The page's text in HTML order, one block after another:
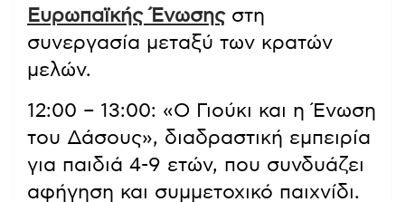
Ευρωπαϊκής Ένωσηςστη
συνεργασία μεταξύ των κρατών
μελών.
12:00 – 13:00: «Ο Γιούκι και η Ένωση
του Δάσους», διαδραστική εμπειρία
για παιδιά 4-9 ετών, που συνδυάζει
αφήγηση και συμμετοχικό παιχνίδι.